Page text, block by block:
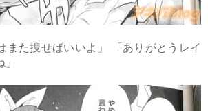
また捜せばいいよ」 「ありがとうレイ